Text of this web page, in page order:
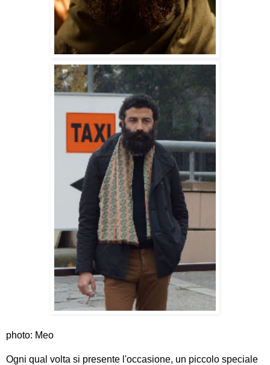
photo: Meo
Ogni qual volta si presente l'occasione, un piccolo speciale